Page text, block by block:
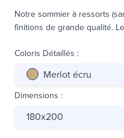
Notre sommier à ressorts
finitions de grande qualité.
Coloris Détaillés :
Merlot écru
Dimensions :
180x200